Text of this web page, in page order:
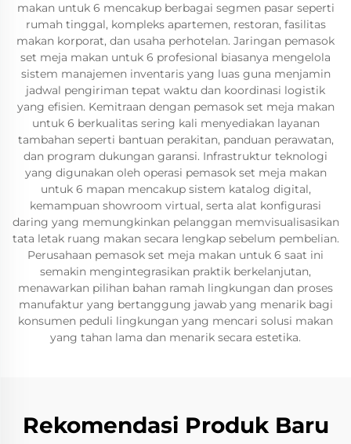
makan untuk 6 mencakup berbagai segmen pasar seperti
rumah tinggal, kompleks apartemen, restoran, fasilitas
makan korporat, dan usaha perhotelan. Jaringan pemasok
set meja makan untuk 6 profesional biasanya mengelola
sistem manajemen inventaris yang luas guna menjamin
jadwal pengiriman tepat waktu dan koordinasi logistik
yang efisien. Kemitraan dengan pemasok set meja makan
untuk 6 berkualitas sering kali menyediakan layanan
tambahan seperti bantuan perakitan, panduan perawatan,
dan program dukungan garansi. Infrastruktur teknologi
yang digunakan oleh operasi pemasok set meja makan
untuk 6 mapan mencakup sistem katalog digital,
kemampuan showroom virtual, serta alat konfigurasi
daring yang memungkinkan pelanggan memvisualisasikan
tata letak ruang makan secara lengkap sebelum pembelian.
Perusahaan pemasok set meja makan untuk 6 saat ini
semakin mengintegrasikan praktik berkelanjutan,
menawarkan pilihan bahan ramah lingkungan dan proses
manufaktur yang bertanggung jawab yang menarik bagi
konsumen peduli lingkungan yang mencari solusi makan
yang tahan lama dan menarik secara estetika.
Rekomendasi Produk Baru